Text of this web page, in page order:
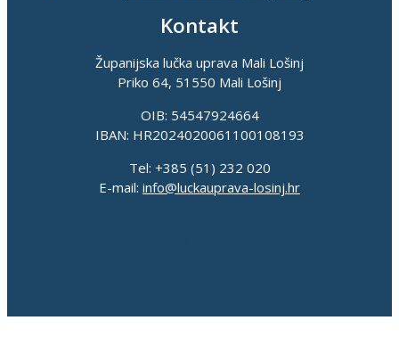
Kontakt
Županijska lučka uprava Mali Lošinj
Priko 64, 51550 Mali Lošinj
OIB: 54547924664
IBAN: HR2024020061100108193
Tel: +385 (51) 232 020
E-mail: info@luckauprava-losinj.hr